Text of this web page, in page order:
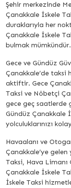
Şehir merkezinde
Çanakkale İskele
duraklarıyla her
Çanakkale İskele
bulmak mümkündür.
Gece ve Gündüz
Çanakkale’de taksi
aktiftir. Gece
Taksi ve Nöbetçi
gece geç saatlerde
Gündüz Çanakkale
yolculuklarınızı
Havaalanı ve
Çanakkale’ye
Taksi, Hava Limanı
Çanakkale İskele
İskele Taksi